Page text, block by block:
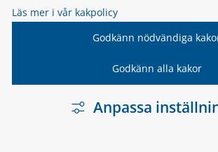
Läs mer i vår kakpolicy
Godkänn nödvändiga
Godkänn alla kakor
Anpassa